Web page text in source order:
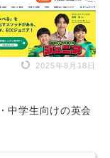
2025年8月18日
中学生向けの英会